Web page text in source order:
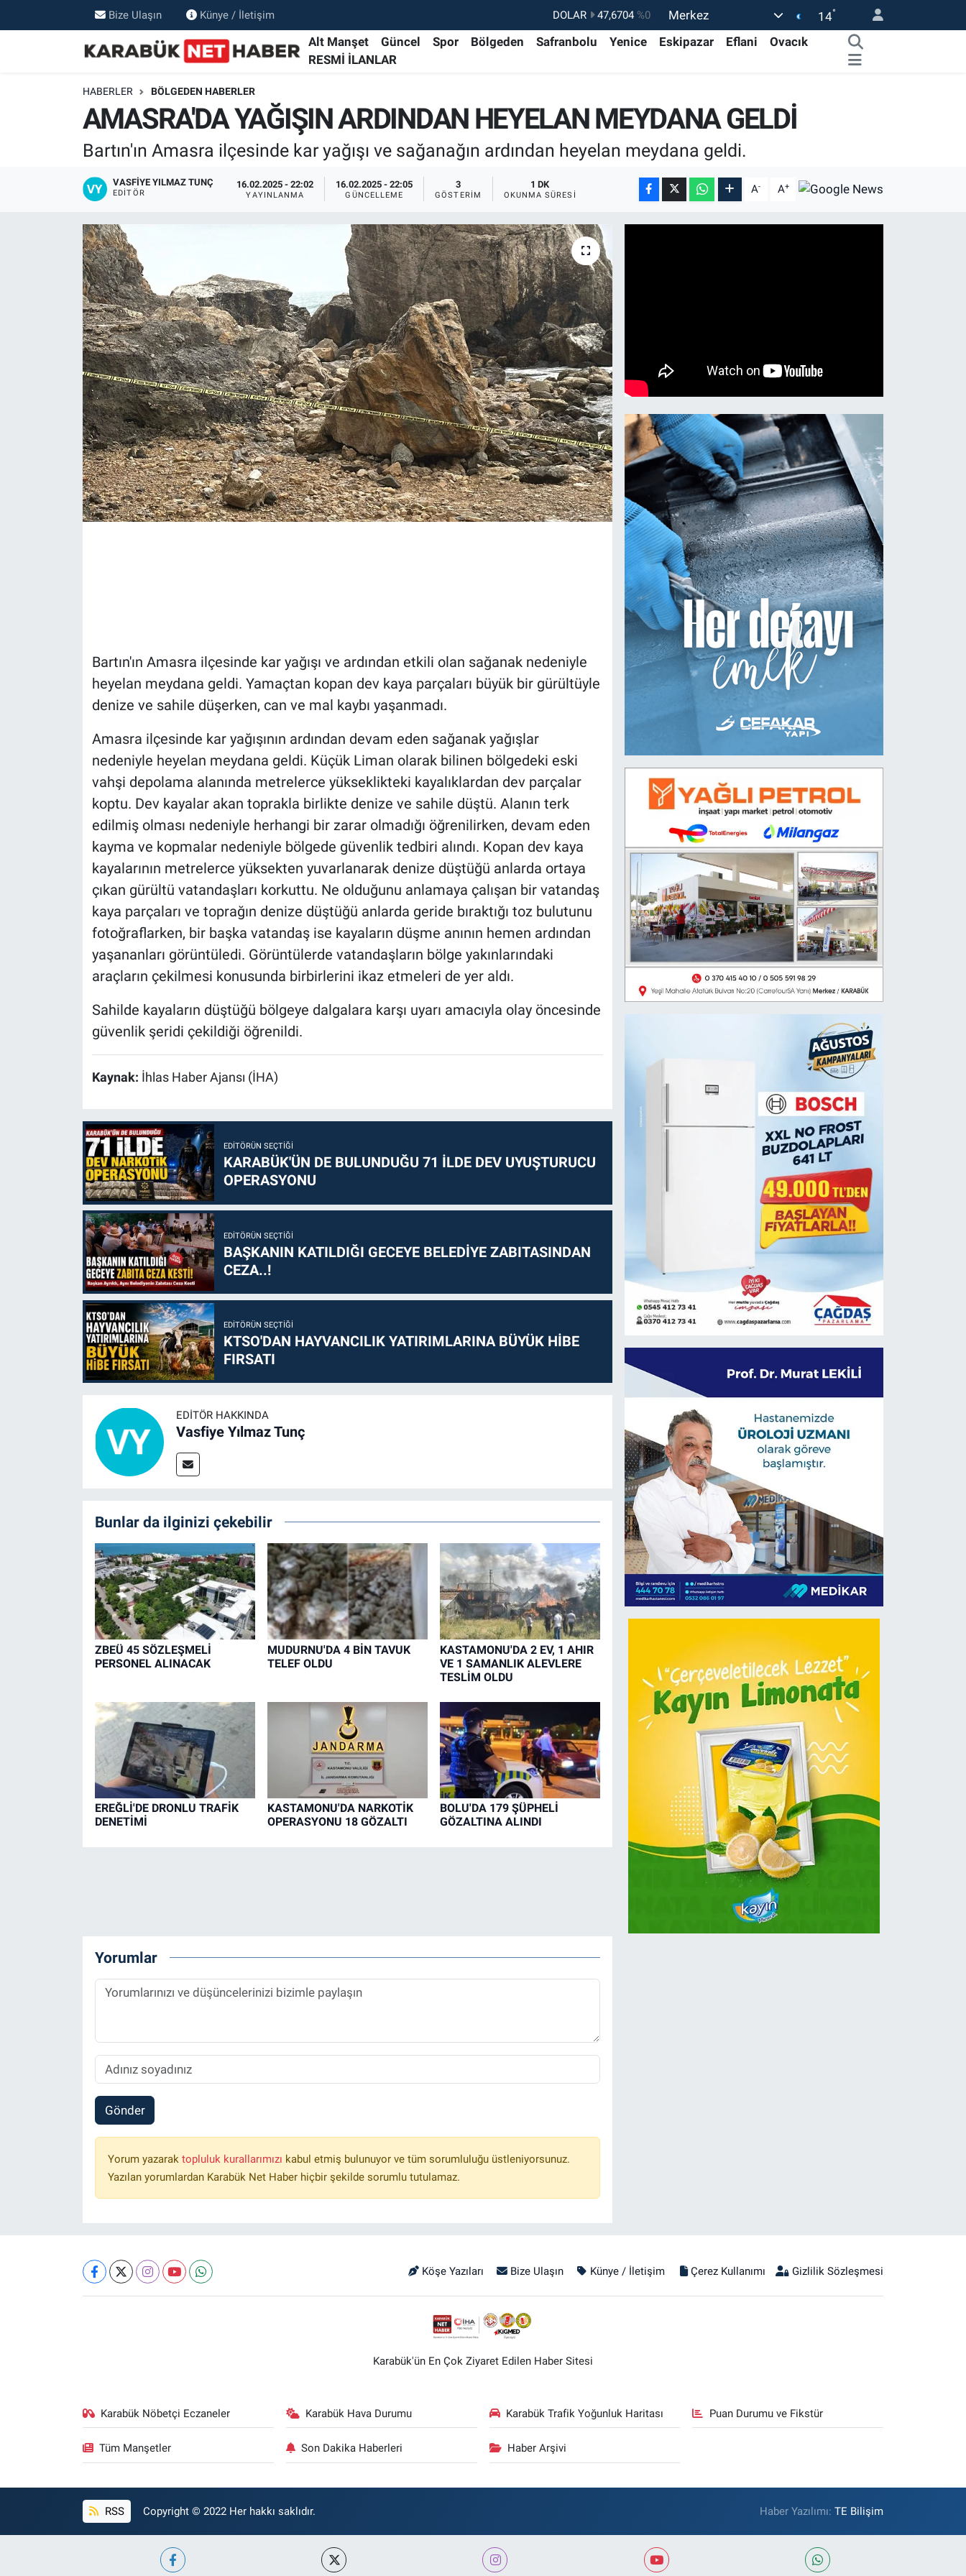
Bize Ulaşın Künye / İletişim DOLAR 47,6704 %0
EURO
55,0406 %-0.08
BİST100
13.799 %70
BITCOIN
64.225,61 %-0.63
Merkez 14°
Alt Manşet Güncel Spor Bölgeden Safranbolu Yenice Eskipazar Eflani
Ovacık
RESMİ İLANLAR
HABERLER BÖLGEDEN HABERLER
AMASRA'DA YAĞIŞIN ARDINDAN HEYELAN MEYDANA GELDİ
Bartın'ın Amasra ilçesinde kar yağışı ve sağanağın ardından heyelan meydana geldi.
VASFIYE YILMAZ TUNÇ
EDITÖR
16.02.2025 - 22:02
YAYINLANMA
16.02.2025 - 22:05
GÜNCELLEME
3
GÖSTERIM
1 DK
OKUNMA SÜRESI A- A+
Bartın'ın Amasra ilçesinde kar yağışı ve ardından etkili olan sağanak nedeniyle
heyelan meydana geldi. Yamaçtan kopan dev kaya parçaları büyük bir gürültüyle
denize ve sahile düşerken, can ve mal kaybı yaşanmadı.
Amasra ilçesinde kar yağışının ardından devam eden sağanak yağışlar
nedeniyle heyelan meydana geldi. Küçük Liman olarak bilinen bölgedeki eski
vahşi depolama alanında metrelerce yükseklikteki kayalıklardan dev parçalar
koptu. Dev kayalar akan toprakla birlikte denize ve sahile düştü. Alanın terk
edilmiş olması nedeniyle herhangi bir zarar olmadığı öğrenilirken, devam eden
kayma ve kopmalar nedeniyle bölgede güvenlik tedbiri alındı. Kopan dev kaya
kayalarının metrelerce yüksekten yuvarlanarak denize düştüğü anlarda ortaya
çıkan gürültü vatandaşları korkuttu. Ne olduğunu anlamaya çalışan bir vatandaş
kaya parçaları ve toprağın denize düştüğü anlarda geride bıraktığı toz bulutunu
fotoğraflarken, bir başka vatandaş ise kayaların düşme anının hemen ardından
yaşananları görüntüledi. Görüntülerde vatandaşların bölge yakınlarındaki
araçların çekilmesi konusunda birbirlerini ikaz etmeleri de yer aldı.
Sahilde kayaların düştüğü bölgeye dalgalara karşı uyarı amacıyla olay öncesinde
güvenlik şeridi çekildiği öğrenildi.
Kaynak: İhlas Haber Ajansı (İHA)
EDITÖRÜN SEÇTIĞI
KARABÜK'ÜN DE BULUNDUĞU 71 İLDE DEV UYUŞTURUCU
OPERASYONU
EDITÖRÜN SEÇTIĞI
BAŞKANIN KATILDIĞI GECEYE BELEDİYE ZABITASINDAN
CEZA..!
EDITÖRÜN SEÇTIĞI
KTSO'DAN HAYVANCILIK YATIRIMLARINA BÜYÜK HİBE
FIRSATI
EDITÖR HAKKINDA
Vasfiye Yılmaz Tunç
Bunlar da ilginizi çekebilir
ZBEÜ 45 SÖZLEŞMELİ
PERSONEL ALINACAK
MUDURNU'DA 4 BİN TAVUK
TELEF OLDU
KASTAMONU'DA 2 EV, 1 AHIR
VE 1 SAMANLIK ALEVLERE
TESLİM OLDU
EREĞLİ'DE DRONLU TRAFİK
DENETİMİ
KASTAMONU'DA NARKOTİK
OPERASYONU 18 GÖZALTI
BOLU'DA 179 ŞÜPHELİ
GÖZALTINA ALINDI
Yorumlar
Gönder
Yorum yazarak topluluk kurallarımızı kabul etmiş bulunuyor ve tüm sorumluluğu üstleniyorsunuz.
Yazılan yorumlardan Karabük Net Haber hiçbir şekilde sorumlu tutulamaz.
Köşe Yazıları Bize Ulaşın Künye / İletişim Çerez Kullanımı Gizlilik Sözleşmesi
Karabük'ün En Çok Ziyaret Edilen Haber Sitesi
Karabük Nöbetçi Eczaneler Karabük Hava Durumu Karabük Trafik Yoğunluk Haritası Puan Durumu ve Fikstür
Tüm Manşetler Son Dakika Haberleri Haber Arşivi
RSS Copyright © 2022 Her hakkı saklıdır. Haber Yazılımı:TE Bilişim